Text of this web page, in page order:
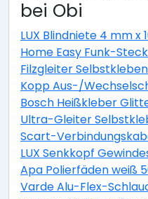
bei Obi
LUX Blindniete 4 mm x
Home Easy Funk-
Filzgleiter
Kopp Aus-/
Bosch Heißkleber
Ultra-Gleiter
Scart-
LUX Senkkopf
Apa Polierfäden weiß
Varde Alu-Flex-